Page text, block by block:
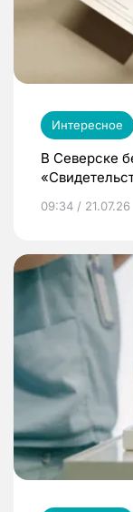
Интересное
В Северске
09:34 / 21.07.26